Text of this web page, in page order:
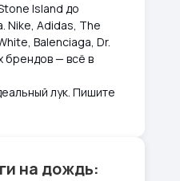
Island до
Nike, Adidas, The
Balenciaga, Dr.
брендов — всё в
лук. Пишите
на дождь: